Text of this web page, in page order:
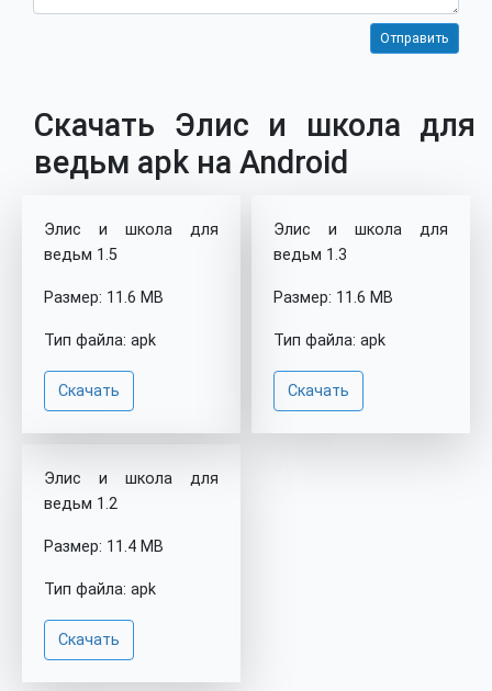
Скачать Элис и школа для
ведьм apk на Android
Элис и школа для
ведьм 1.5
Размер: 11.6 MB
Тип файла: apk
Скачать
Элис и школа для
ведьм 1.3
Размер: 11.6 MB
Тип файла: apk
Скачать
Элис и школа для
ведьм 1.2
Размер: 11.4 MB
Тип файла: apk
Скачать